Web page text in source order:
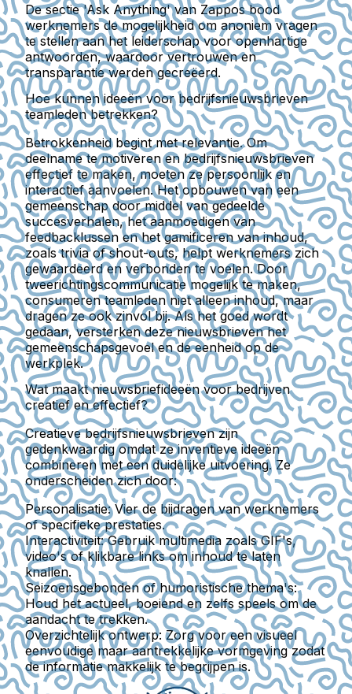
De sectie 'Ask Anything' van Zappos bood
werknemers de mogelijkheid om anoniem vragen
te stellen aan het leiderschap voor openhartige
antwoorden, waardoor vertrouwen en
transparantie werden gecreëerd.
Hoe kunnen ideeën voor bedrijfsnieuwsbrieven
teamleden betrekken?
Betrokkenheid begint met relevantie. Om
deelname te motiveren en bedrijfsnieuwsbrieven
effectief te maken, moeten ze persoonlijk en
interactief aanvoelen. Het opbouwen van een
gemeenschap door middel vangedeelde
succesverhalen, het aanmoedigen van
feedbacklussen en het gamificeren van inhoud,
zoals trivia of shout-outs, helpt werknemers zich
gewaardeerd en verbonden te voelen. Door
tweerichtingscommunicatie mogelijk te maken,
consumeren teamleden niet alleen inhoud, maar
dragen ze ook zinvol bij. Als het goed wordt
gedaan, versterken deze nieuwsbrieven het
gemeenschapsgevoel en de eenheid op de
werkplek.
Wat maakt nieuwsbriefideeën voor bedrijven
creatief en effectief?
Creatieve bedrijfsnieuwsbrieven zijn
gedenkwaardig omdat ze inventieve ideeën
combineren met een duidelijke uitvoering. Ze
onderscheiden zich door:
Personalisatie: Vier de bijdragen van werknemers
of specifieke prestaties.
Interactiviteit: Gebruik multimedia zoals GIF's,
video's of klikbare links om inhoud te laten
knallen.
Seizoensgebonden of humoristische thema's:
Houd het actueel, boeiend en zelfs speels om de
aandacht te trekken.
Overzichtelijk ontwerp: Zorg voor een visueel
eenvoudige maar aantrekkelijke vormgeving zodat
de informatie makkelijk te begrijpen is.